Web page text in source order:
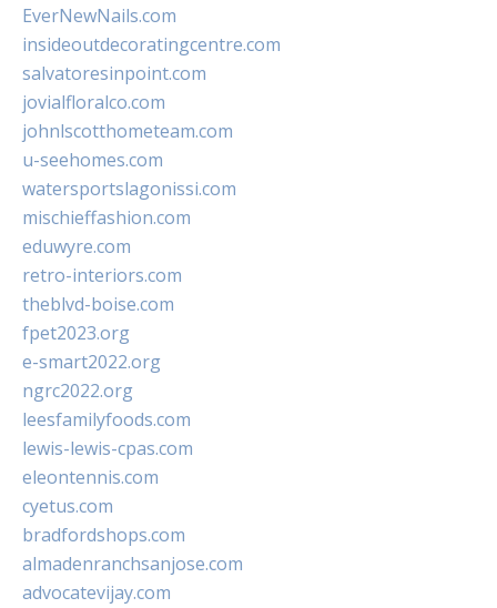
EverNewNails.com
insideoutdecoratingcentre.com
salvatoresinpoint.com
jovialfloralco.com
johnlscotthometeam.com
u-seehomes.com
watersportslagonissi.com
mischieffashion.com
eduwyre.com
retro-interiors.com
theblvd-boise.com
fpet2023.org
e-smart2022.org
ngrc2022.org
leesfamilyfoods.com
lewis-lewis-cpas.com
eleontennis.com
cyetus.com
bradfordshops.com
almadenranchsanjose.com
advocatevijay.com